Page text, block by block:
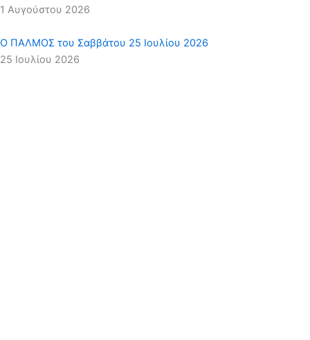
1 Αυγούστου 2026
Ο ΠΑΛΜΟΣ του Σαββάτου 25 Ιουλίου 2026
25 Ιουλίου 2026